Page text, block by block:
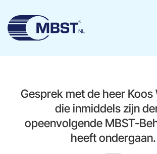
naar
inhoud
Gesprek met de heer Koos
die inmiddels zijn
opeenvolgende MBST-
heeft ondergaan.